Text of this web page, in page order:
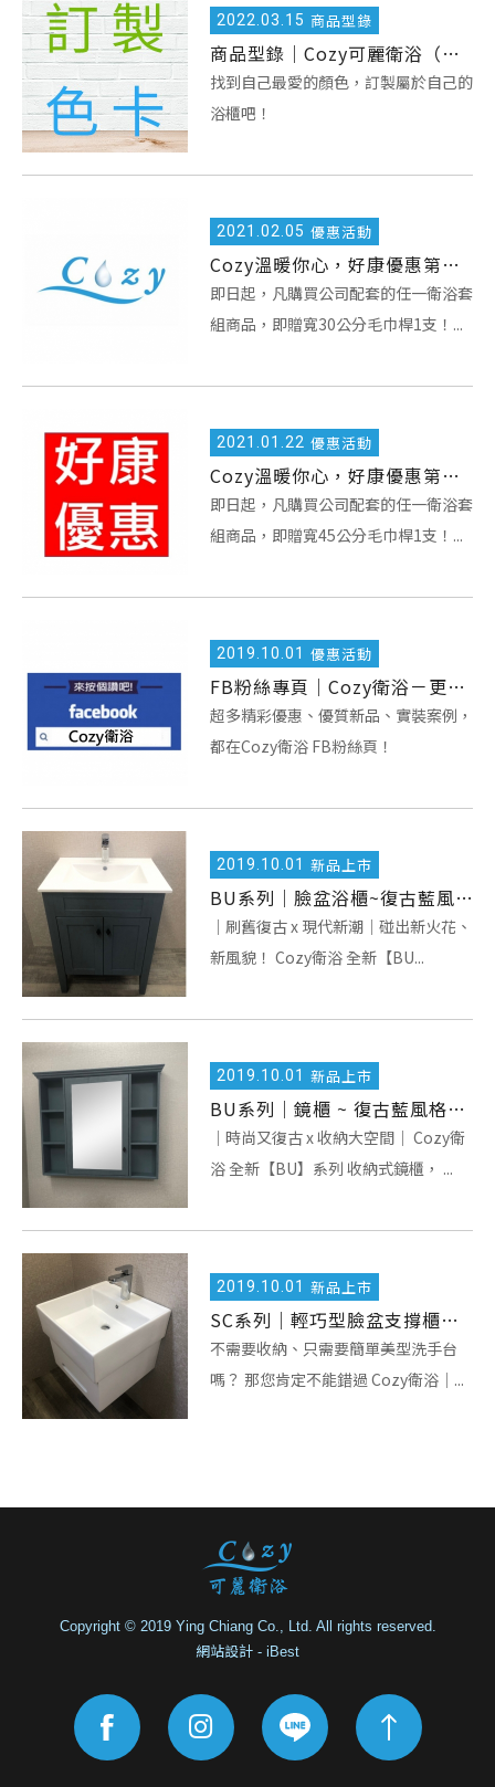
2022. 03.15 商品型錄
商品型錄｜Cozy可麗衛浴（訂製色卡）
找到自己最愛的顏色，訂製屬於自己的
浴櫃吧！
2021. 02.05 優惠活動
Cozy溫暖你心，好康優惠第三波！
即日起，凡購買公司配套的任一衛浴套
組商品，即贈寬30公分毛巾桿1支！...
2021. 01.22 優惠活動
Cozy溫暖你心，好康優惠第二波！
即日起，凡購買公司配套的任一衛浴套
組商品，即贈寬45公分毛巾桿1支！...
2019. 10.01 優惠活動
FB粉絲專頁｜Cozy衛浴－更多精彩優惠、更多安裝實照，快來瞧瞧！
超多精彩優惠、優質新品、實裝案例，
都在Cozy衛浴 FB粉絲頁！
2019. 10.01 新品上市
BU系列｜臉盆浴櫃~復古藍風格，2019 全新登場！
｜刷舊復古 x 現代新潮｜碰出新火花、
新風貌！ Cozy衛浴 全新【BU...
2019. 10.01 新品上市
BU系列｜鏡櫃 ~ 復古藍風格，2019 全新登場！
｜時尚又復古 x 收納大空間｜ Cozy衛
浴 全新【BU】系列 收納式鏡櫃， ...
2019. 10.01 新品上市
SC系列｜輕巧型臉盆支撐櫃，小空間衛浴首選！
不需要收納、只需要簡單美型洗手台
嗎？ 那您肯定不能錯過 Cozy衛浴｜...
Copyright © 2019 Ying Chiang Co., Ltd. All rights reserved.
網站設計 - iBest